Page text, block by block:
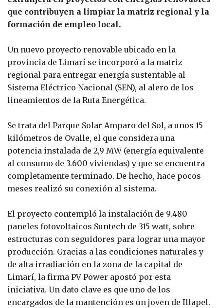
que contribuyen a limpiar la matriz regional y la
formación de empleo local.
Un nuevo proyecto renovable ubicado en la
provincia de Limarí se incorporó a la matriz
regional para entregar energía sustentable al
Sistema Eléctrico Nacional (SEN), al alero de los
lineamientos de la Ruta Energética.
Se trata del Parque Solar Amparo del Sol, a unos 15
kilómetros de Ovalle, el que considera una
potencia instalada de 2,9 MW (energía equivalente
al consumo de 3.600 viviendas) y que se encuentra
completamente terminado. De hecho, hace pocos
meses realizó su conexión al sistema.
El proyecto contempló la instalación de 9.480
paneles fotovoltaicos Suntech de 315 watt, sobre
estructuras con seguidores para lograr una mayor
producción. Gracias a las condiciones naturales y
de alta irradiación en la zona de la capital de
Limarí, la firma PV Power apostó por esta
iniciativa. Un dato clave es que uno de los
encargados de la mantención es un joven de Illapel.